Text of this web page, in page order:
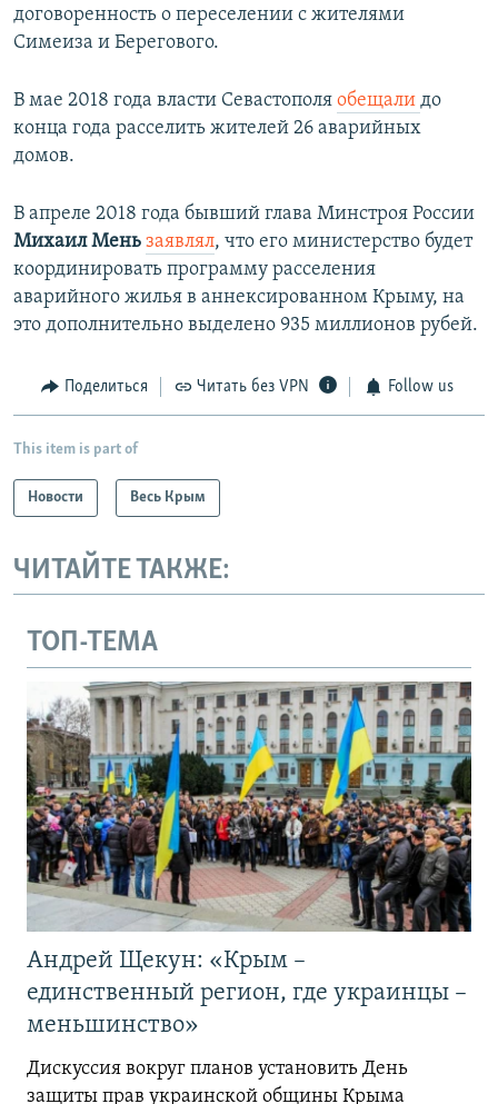
договоренность о переселении с жителями
Симеиза и Берегового.
В мае 2018 года власти Севастополя обещали до
конца года расселить жителей 26 аварийных
домов.
В апреле 2018 года бывший глава Минстроя России
Михаил Мень заявлял, что его министерство будет
координировать программу расселения
аварийного жилья в аннексированном Крыму, на
это дополнительно выделено 935 миллионов рубей.
Поделиться Читать без VPN Follow us
This item is part of
Новости Весь Крым
ЧИТАЙТЕ ТАКЖЕ:
ТОП-ТЕМА
Андрей Щекун: «Крым –
единственный регион, где украинцы –
меньшинство»
Дискуссия вокруг планов установить День
защиты прав украинской общины Крыма